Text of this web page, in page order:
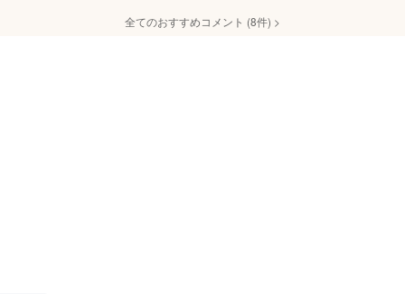
全てのおすすめコメント (8件) >